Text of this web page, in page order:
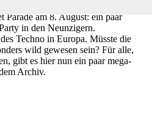
Parade am 8. August: ein paar
in den Neunzigern.
Techno in Europa. Müsste die
wild gewesen sein? Für alle,
gibt es hier nun ein paar mega-
Archiv.